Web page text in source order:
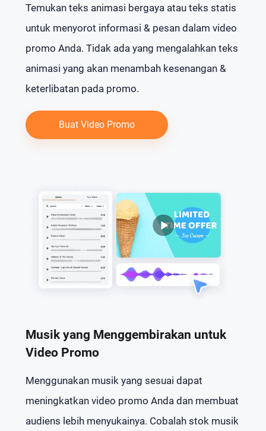
Temukan teks animasi bergaya atau teks statis
untuk menyorot informasi & pesan dalam video
promo Anda. Tidak ada yang mengalahkan teks
animasi yang akan menambah kesenangan &
keterlibatan pada promo.
Buat Video Promo
Musik yang Menggembirakan untuk
Video Promo
Menggunakan musik yang sesuai dapat
meningkatkan video promo Anda dan membuat
audiens lebih menyukainya. Cobalah stok musik